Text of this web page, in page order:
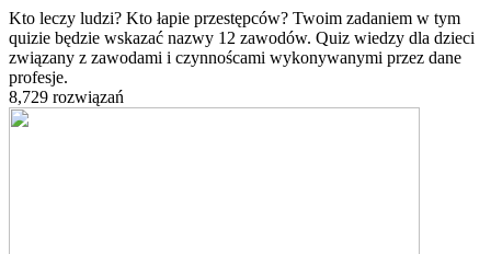
Kto leczy ludzi? Kto łapie przestępców? Twoim zadaniem w tym
quizie będzie wskazać nazwy 12 zawodów. Quiz wiedzy dla dzieci
związany z zawodami i czynnoścami wykonywanymi przez dane
profesje.
8,729 rozwiązań